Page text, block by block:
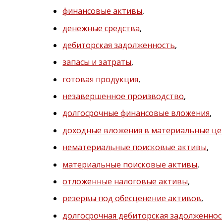
финансовые активы,
денежные средства,
дебиторская задолженность,
запасы и затраты,
готовая продукция,
незавершенное производство,
долгосрочные финансовые вложения,
доходные вложения в материальные
нематериальные поисковые активы,
материальные поисковые активы,
отложенные налоговые активы,
резервы под обесценение активов,
долгосрочная дебиторская